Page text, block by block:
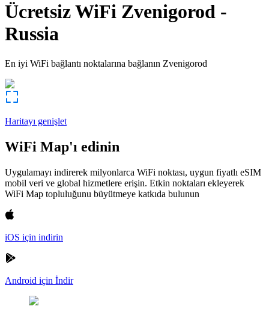
Ücretsiz WiFi Zvenigorod -
Russia
En iyi WiFi bağlantı noktalarına bağlanın Zvenigorod
Haritayı genişlet
WiFi Map'ı edinin
Uygulamayı indirerek milyonlarca WiFi noktası, uygun fiyatlı eSIM
mobil veri ve global hizmetlere erişin. Etkin noktaları ekleyerek
WiFi Map topluluğunu büyütmeye katkıda bulunun
iOS için indirin
Android için İndir